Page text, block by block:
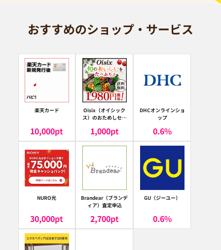
おすすめのショップ・サービス
楽天カード
10,000pt
Oisix（オイシック
ス）のおためしセッ
1,000pt
DHCオンラインショ
ップ
0.6%
NURO光
30,000pt
Brandear（ブランデ
ィア）査定申込
2,700pt
GU（ジーユー）
0.6%